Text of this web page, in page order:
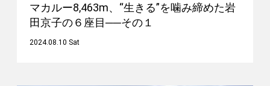
マカルー8,463m、“生きる”を噛み締めた岩
田京子の６座目──その１
2024.08.10 Sat